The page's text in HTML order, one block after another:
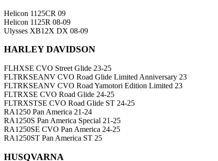
Helicon 1125CR 09
Helicon 1125R 08-09
Ulysses XB12X DX 08-09
HARLEY DAVIDSON
FLHXSE CVO Street Glide 23-25
FLTRKSEANV CVO Road Glide Limited Anniversary 23
FLTRKSEANV CVO Road Yamotori Edition Limited 23
FLTRXSE CVO Road Glide 24-25
FLTRXSTSE CVO Road Glide ST 24-25
RA1250 Pan America 21-24
RA1250S Pan America Special 21-25
RA1250SE CVO Pan America 24-25
RA1250ST Pan America ST 25
HUSQVARNA